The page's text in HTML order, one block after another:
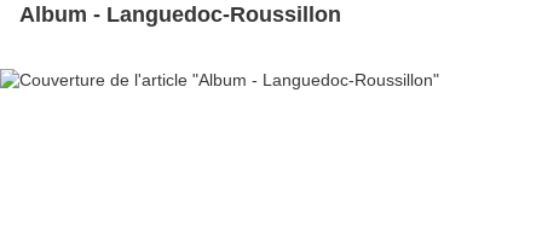
Album - Languedoc-Roussillon